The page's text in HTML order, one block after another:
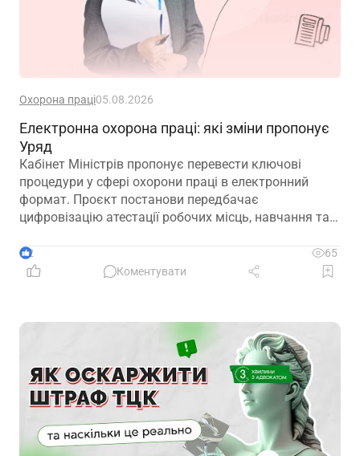
Охорона праці05.08.2026
Електронна охорона праці: які зміни пропонує
Уряд
Кабінет Міністрів пропонує перевести ключові
процедури у сфері охорони праці в електронний
формат. Проєкт постанови передбачає
цифровізацію атестації робочих місць, навчання та
нещасних випадків і низки інших процесів
2
65
Коментувати